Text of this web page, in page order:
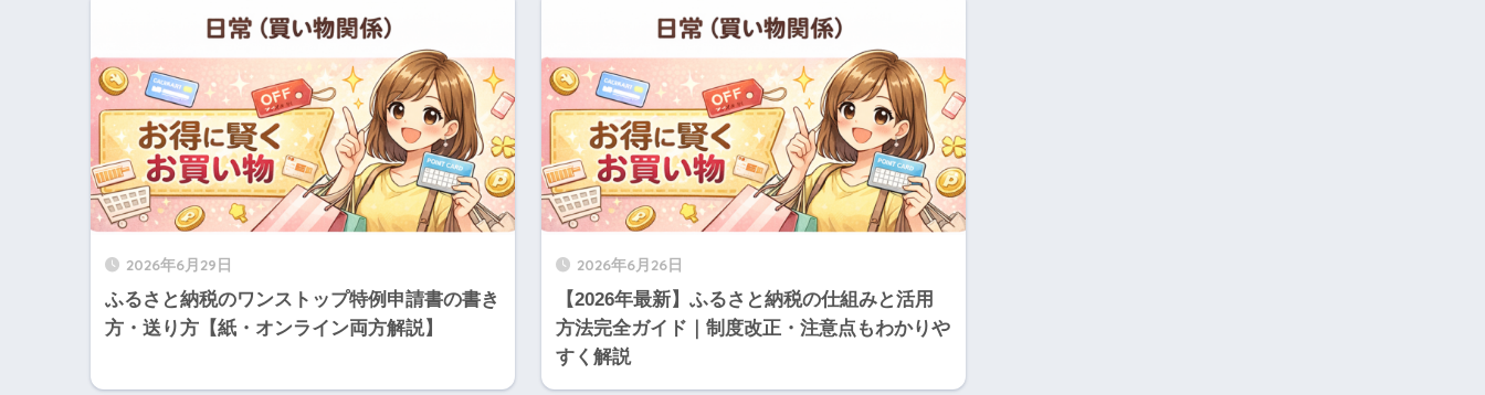
2026年6月29日
ふるさと納税のワンストップ特例申請書の書き
方・送り方【紙・オンライン両方解説】
2026年6月26日
【2026年最新】ふるさと納税の仕組みと活用
方法完全ガイド｜制度改正・注意点もわかりや
すく解説